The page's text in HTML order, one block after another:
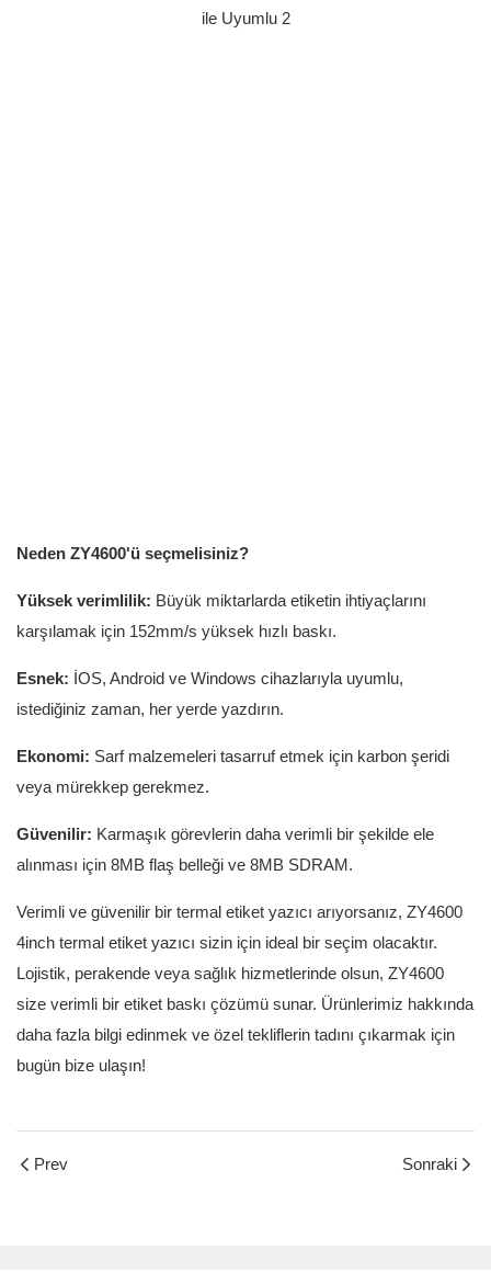
Neden ZY4600'ü seçmelisiniz?
Yüksek verimlilik: Büyük miktarlarda etiketin ihtiyaçlarını
karşılamak için 152mm/s yüksek hızlı baskı.
Esnek: İOS, Android ve Windows cihazlarıyla uyumlu,
istediğiniz zaman, her yerde yazdırın.
Ekonomi: Sarf malzemeleri tasarruf etmek için karbon şeridi
veya mürekkep gerekmez.
Güvenilir: Karmaşık görevlerin daha verimli bir şekilde ele
alınması için 8MB flaş belleği ve 8MB SDRAM.
Verimli ve güvenilir bir termal etiket yazıcı arıyorsanız, ZY4600
4inch termal etiket yazıcı sizin için ideal bir seçim olacaktır.
Lojistik, perakende veya sağlık hizmetlerinde olsun, ZY4600
size verimli bir etiket baskı çözümü sunar. Ürünlerimiz hakkında
daha fazla bilgi edinmek ve özel tekliflerin tadını çıkarmak için
bugün bize ulaşın!
Prev Sonraki